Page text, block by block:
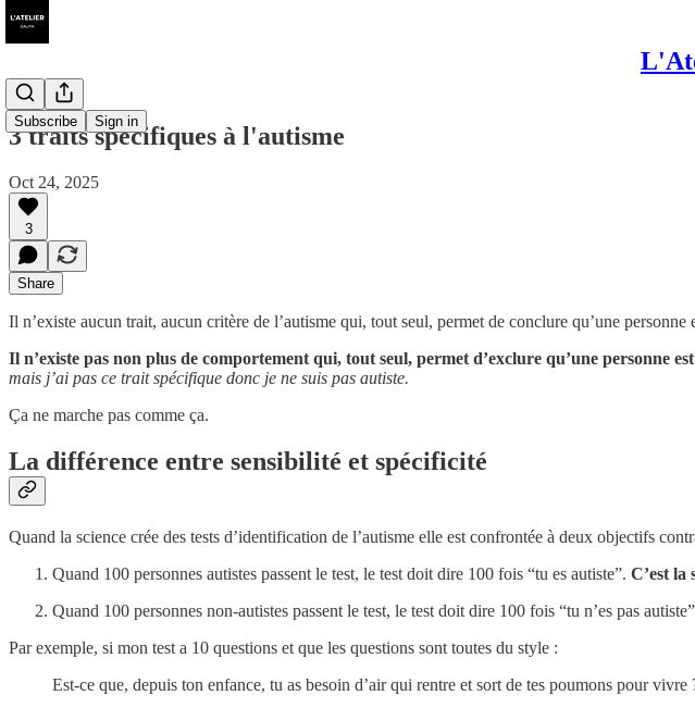
Subscribe Sign in
3 traits spécifiques à l'autisme
Oct 24, 2025
3
Share
Il n’existe aucun trait, aucun critère de l’autisme qui, tout seul, permet de conclure qu’une personne
Il n’existe pas non plus de comportement qui, tout seul, permet d’exclure qu’une personne
mais j’ai pas ce trait spécifique donc je ne suis pas autiste.
Ça ne marche pas comme ça.
La différence entre sensibilité et spécificité
Quand la science crée des tests d’identification de l’autisme elle est confrontée à deux objectifs
Quand 100 personnes autistes passent le test, le test doit dire 100 fois “tu es autiste”. C’est la
Quand 100 personnes non-autistes passent le test, le test doit dire 100 fois “tu n’es pas
Par exemple, si mon test a 10 questions et que les questions sont toutes du style :
Est-ce que, depuis ton enfance, tu as besoin d’air qui rentre et sort de tes poumons pour vivre